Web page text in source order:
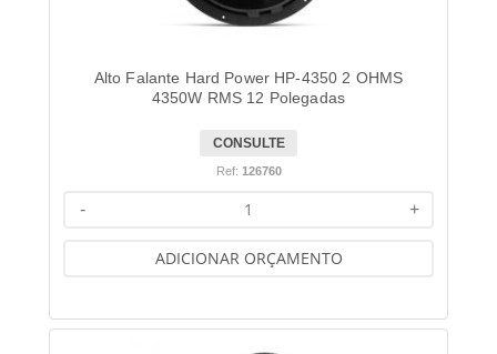
Alto Falante Hard Power HP-4350 2 OHMS
4350W RMS 12 Polegadas
CONSULTE
Ref: 126760
+
-
ADICIONAR ORÇAMENTO